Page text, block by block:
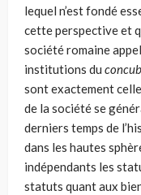
lequel n’est fondé
cette perspective et
société romaine
institutions du
sont exactement
de la société se
derniers temps de
dans les hautes
indépendants les
statuts quant aux